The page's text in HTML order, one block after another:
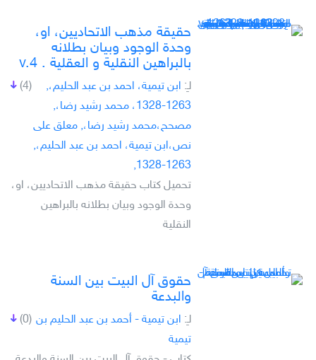
حقيقة مذهب الاتحاديين، او،
وحدة الوجود وبيان بطلانه
بالبراهين النقلية و العقلية . v.4
(4) لـِ: ابن تيمية، احمد بن عبد الحليم،,
1263-1328، محمد رشيد رضا،,
مصحح،محمد رشيد رضا،, معلق على
نص،ابن تيمية، احمد بن عبد الحليم،,
1263-1328,
تحميل كتاب حقيقة مذهب الاتحاديين، او،
وحدة الوجود وبيان بطلانه بالبراهين
النقلية
حقوق آل البيت بين السنة
والبدعة
(0) لـِ: ابن تيمية - أحمد بن عبد الحليم بن
تيمية